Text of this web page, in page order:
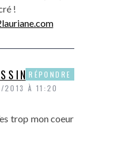
!
2013 À 11:20
trop mon coeur
RÉPONDRE